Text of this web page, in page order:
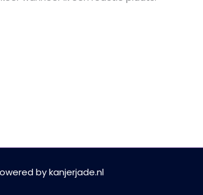
by kanjerjade.nl